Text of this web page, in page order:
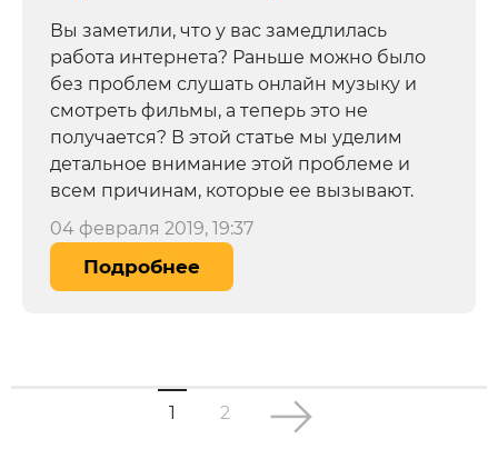
Вы заметили, что у вас замедлилась
работа интернета? Раньше можно было
без проблем слушать онлайн музыку и
смотреть фильмы, а теперь это не
получается? В этой статье мы уделим
детальное внимание этой проблеме и
всем причинам, которые ее вызывают.
04 февраля 2019, 19:37
Подробнее
1 2